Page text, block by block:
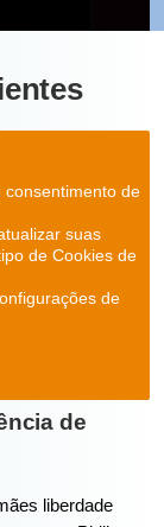
consentimento de
suas
de Cookies de
de
de
liberdade